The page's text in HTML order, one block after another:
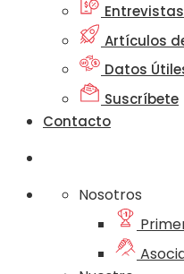
Entrevistas
Artículos
Datos
Suscríbete
Contacto
Nosotros